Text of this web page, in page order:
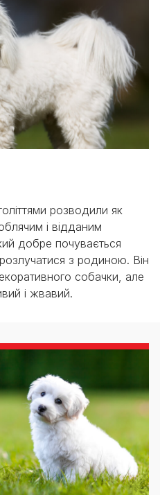
розводили як
і відданим
добре почувається
з родиною. Він
собачки, але
і жвавий.